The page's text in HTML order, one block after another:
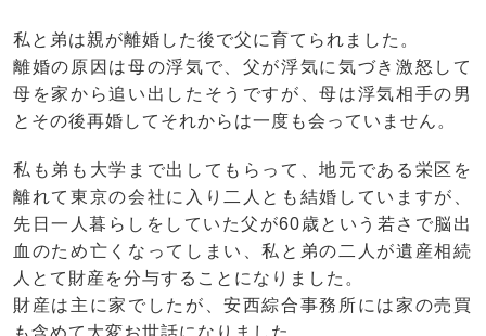
私と弟は親が離婚した後で父に育てられました。
離婚の原因は母の浮気で、父が浮気に気づき激怒して
母を家から追い出したそうですが、母は浮気相手の男
とその後再婚してそれからは一度も会っていません。
私も弟も大学まで出してもらって、地元である栄区を
離れて東京の会社に入り二人とも結婚していますが、
先日一人暮らしをしていた父が60歳という若さで脳出
血のため亡くなってしまい、私と弟の二人が遺産相続
人とて財産を分与することになりました。
財産は主に家でしたが、安西綜合事務所には家の売買
も含めて大変お世話になりました。